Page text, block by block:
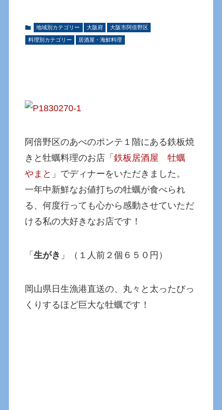
地域別カテゴリー 大阪府 大阪市阿倍野区
料理別カテゴリー 居酒屋・海鮮料理
阿倍野区のあべのポンテ１階にある鉄板焼
きと牡蠣料理のお店「鉄板居酒屋 牡蠣
やまと 」でディナーをいただきました。
一年中新鮮なお値打ちの牡蠣が食べられ
る、何度行っても心から感動させていただ
ける私の大好きなお店です！
「生がき 」（１人前２個６５０円）
岡山県日生漁港直送の、丸々と太ったびっ
くりするほど巨大な牡蠣です！